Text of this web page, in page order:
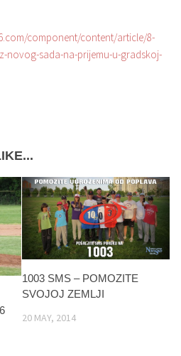
component/content/article/8-
novog-sada-na-prijemu-u-gradskoj-
1003 SMS – POMOZITE
SVOJOJ ZEMLJI
20 MAY, 2014